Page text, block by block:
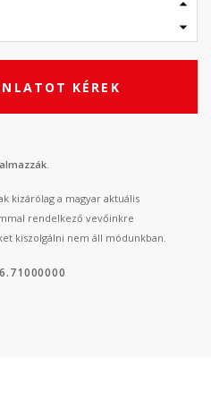
KÉREK
kizárólag a magyar aktuális
rendelkező vevőinkre
kiszolgálni nem áll módunkban.